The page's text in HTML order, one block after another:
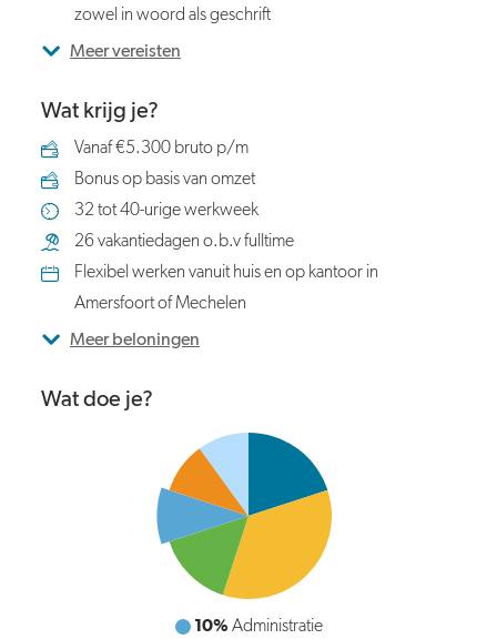
zowel in woord als geschrift
Meer vereisten
Wat krijg je?
Vanaf €5.300 bruto p/m
Bonus op basis van omzet
32 tot 40-urige werkweek
26 vakantiedagen o.b.v fulltime
Flexibel werken vanuit huis en op kantoor in
Amersfoort of Mechelen
Meer beloningen
Wat doe je?
10%Intern overleg